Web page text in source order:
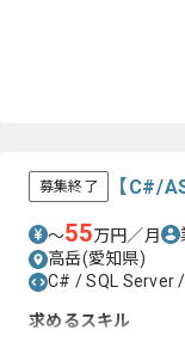
募集終了 【C#/
〜55万円／月
高岳(愛知県)
C# / SQL Server
求めるスキル